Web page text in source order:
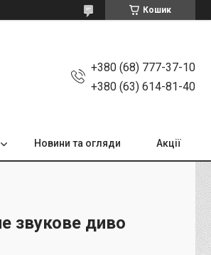
Кошик
+380 (68) 777-37-10
+380 (63) 614-81-40
Новини та огляди Акції
звукове диво